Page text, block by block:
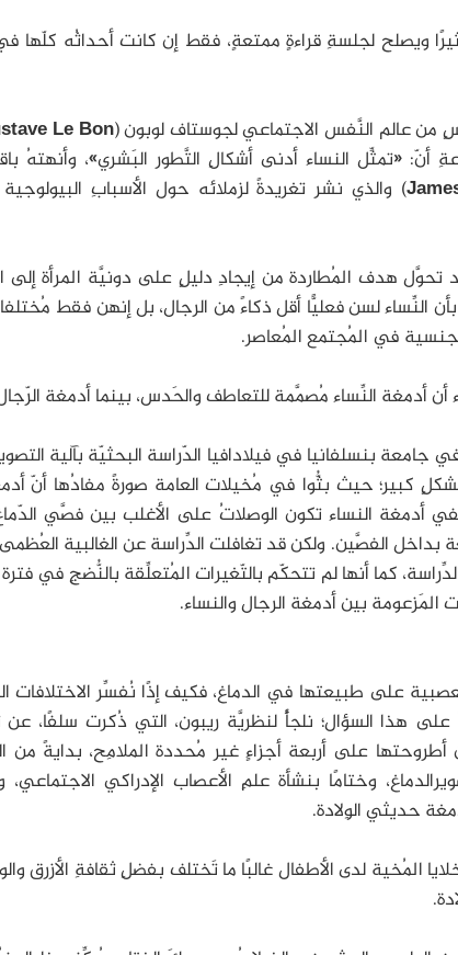
ويصلح لجلسةِ قراءةٍ ممتعةٍ، فقط إن كانت أحداثُه كلّها
من عالم النَّفس الاجتماعي لجوستاف لوبون (Le Bon
أنّ: «تمثِّل النساء أدنى أشكالِ التَّطور البَشري»،
) والذي نشر تغريدةً لزملائه حول الأسبابِ البيولوجية
هدف المُطاردة من إيجادِ دليلٍ على دونيَّة المرأة
بأن النِّساء لسن فعليًّا أقل ذكاءً من الرجال، بل إنهن فقط
الجنسية في المُجتمع المُعاصر.
أن أدمغة النِّساء مُصمَّمة للتعاطف والحَدس، بينما أدمغة
جامعة بنسلفانيا في فيلادافيا الدّراسة البحثيّة بآلية
لها بشكلٍ كبير؛ حيث بثُّوا في مُخيلات العامة صورةً مفادُها أنّ
ففي أدمغة النساء تكون الوصلاتُ على الأغلب بين فصَّي
بداخل الفصَّين. ولكن قد تغافلت الدِّراسة عن الغالبية
كما أنها لم تتحكّم بالتّغيرات المُتعلِّقة بالنُّضجِ في
المَزعومة بين أدمغة الرجال والنساء.
على طبيعتها في الدماغ، فكيف إذًا نُفسِّر الاختلافات
على هذا السؤال؛ نلجأُ لنظريَّة ريبون، التي ذُكرت سلفًا،
على أربعة أجزاءٍ غير مُحددة الملامِح، بدايةً من
وختامًا بنشأة علمِ الأعصاب الإدراكي
حديثي الوِلادة.
المُخية لدى الأطفال غالبًا ما تَختلف بفضلِ ثقافةِ الأزرق